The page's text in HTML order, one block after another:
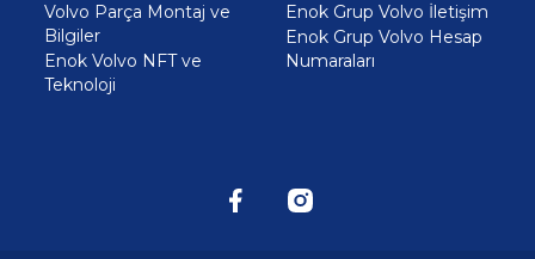
Volvo Parça Montaj ve
Bilgiler
Enok Volvo NFT ve
Teknoloji
Enok Grup Volvo İletişim
Enok Grup Volvo Hesap
Numaraları